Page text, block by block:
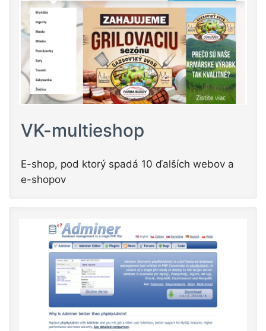
VK-multieshop
E-shop, pod ktorý spadá 10 ďalších webov a
e-shopov